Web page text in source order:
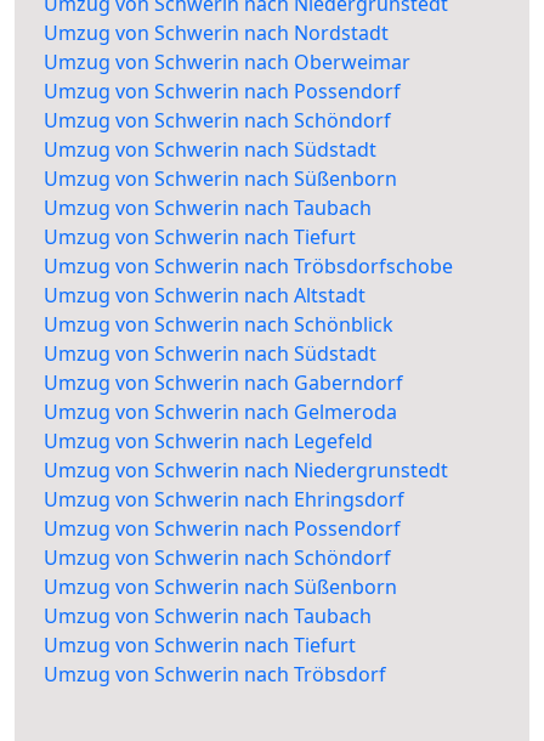
Umzug von Schwerin nach Nordstadt
Umzug von Schwerin nach Oberweimar
Umzug von Schwerin nach Possendorf
Umzug von Schwerin nach Schöndorf
Umzug von Schwerin nach Südstadt
Umzug von Schwerin nach Süßenborn
Umzug von Schwerin nach Taubach
Umzug von Schwerin nach Tiefurt
Umzug von Schwerin nach Tröbsdorfschobe
Umzug von Schwerin nach Altstadt
Umzug von Schwerin nach Schönblick
Umzug von Schwerin nach Südstadt
Umzug von Schwerin nach Gaberndorf
Umzug von Schwerin nach Gelmeroda
Umzug von Schwerin nach Legefeld
Umzug von Schwerin nach Niedergrunstedt
Umzug von Schwerin nach Ehringsdorf
Umzug von Schwerin nach Possendorf
Umzug von Schwerin nach Schöndorf
Umzug von Schwerin nach Süßenborn
Umzug von Schwerin nach Taubach
Umzug von Schwerin nach Tiefurt
Umzug von Schwerin nach Tröbsdorf